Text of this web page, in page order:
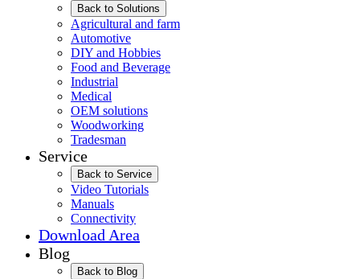
Back to Solutions
Agricultural and farm
Automotive
DIY and Hobbies
Food and Beverage
Industrial
Medical
OEM solutions
Woodworking
Tradesman
Service
Back to Service
Video Tutorials
Manuals
Connectivity
Download Area
Blog
Back to Blog